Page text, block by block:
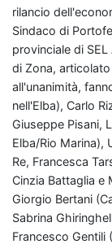
rilancio
Sindaco di
provinciale di
di Zona,
all'unanimità,
nell'Elba), Carlo
Giuseppe Pisani,
Elba/Rio Marina),
Re, Francesca
Cinzia Battaglia e
Giorgio Bertani
Sabrina
Francesco Gentili